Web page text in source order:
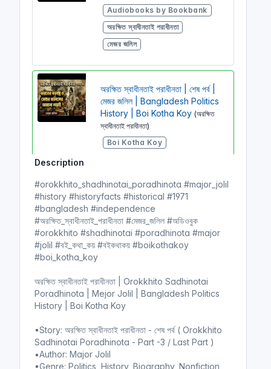
Audiobooks by Bookbank
অরক্ষিত স্বাধীনতাই পরাধীনতা
মেজর জলিল
অরক্ষিত স্বাধীনতাই পরাধীনতা | শেষ পর্ব |
মেজর জলিল | Bangladesh Politics
History | Boi Kotha Koy (অরক্ষিত
স্বাধীনতাই পরাধীনতা)
Boi Kotha Koy
অরক্ষিত স্বাধীনতাই পরাধীনতা | Part - 2
| মেজর জলিল | Bangladesh
Politics History | Boi Kotha
Koy (অরক্ষিত স্বাধীনতাই পরাধীনতা)
Boi Kotha Koy
অরক্ষিত স্বাধীনতাই পরাধীনতা | Part - 1
| মেজর জলিল | Bangladesh
Politics History | Boi Kotha
Boi Kotha Koy
Description
#orokkhito_shadhinotai_poradhinota #major_jolil
#history #historyfacts #historical #1971
#bangladesh #independence
#অরক্ষিত_স্বাধীনতাই_পরাধীনতা #মেজর_জলিল #অডিওবুক
#orokkhito #shadhinotai #poradhinota #major
#jolil #বই_কথা_কয় #বইকথাকয় #boikothakoy
#boi_kotha_koy
অরক্ষিত স্বাধীনতাই পরাধীনতা | Orokkhito Sadhinotai
Poradhinota | Mejor Jolil | Bangladesh Politics
History | Boi Kotha Koy
▪Story: অরক্ষিত স্বাধীনতাই পরাধীনতা - শেষ পর্ব ( Orokkhito
Sadhinotai Poradhinota - Part -3 / Last Part )
▪Author: Major Jolil
▪Genre: Politics, History, Biography, Nonfiction,